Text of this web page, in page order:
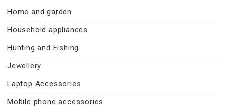
Home and garden
Household appliances
Hunting and Fishing
Jewellery
Laptop Accessories
Mobile phone accessories